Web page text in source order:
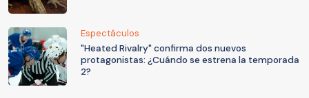
Espectáculos
"Heated Rivalry" confirma dos nuevos
protagonistas: ¿Cuándo se estrena la temporada
2?